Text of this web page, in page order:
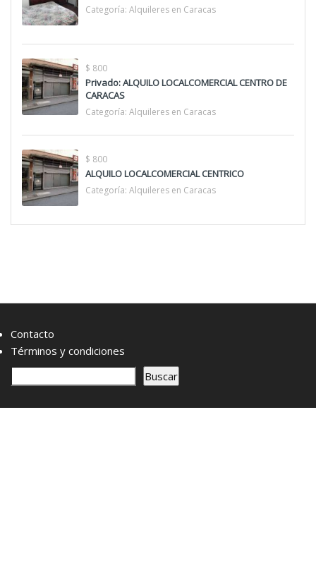
Categoría: Alquileres en Caracas
$ 800
Privado: ALQUILO LOCALCOMERCIAL CENTRO DE
CARACAS
Categoría: Alquileres en Caracas
$ 800
ALQUILO LOCALCOMERCIAL CENTRICO
Categoría: Alquileres en Caracas
Contacto
Términos y condiciones
s
Buscar